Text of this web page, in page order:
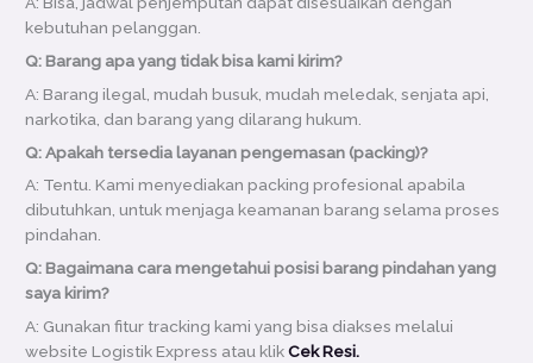
kebutuhan pelanggan.
Q: Barang apa yang tidak bisa kami kirim?
A: Barang ilegal, mudah busuk, mudah meledak, senjata api,
narkotika, dan barang yang dilarang hukum.
Q: Apakah tersedia layanan pengemasan (packing)?
A: Tentu. Kami menyediakan packing profesional apabila
dibutuhkan, untuk menjaga keamanan barang selama proses
pindahan.
Q: Bagaimana cara mengetahui posisi barang pindahan yang
saya kirim?
A: Gunakan fitur tracking kami yang bisa diakses melalui
website Logistik Express atau klikCek Resi.